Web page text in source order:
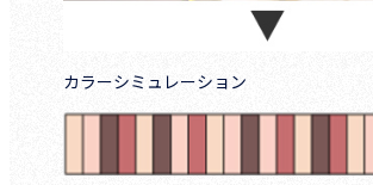
カラーシミュレーション